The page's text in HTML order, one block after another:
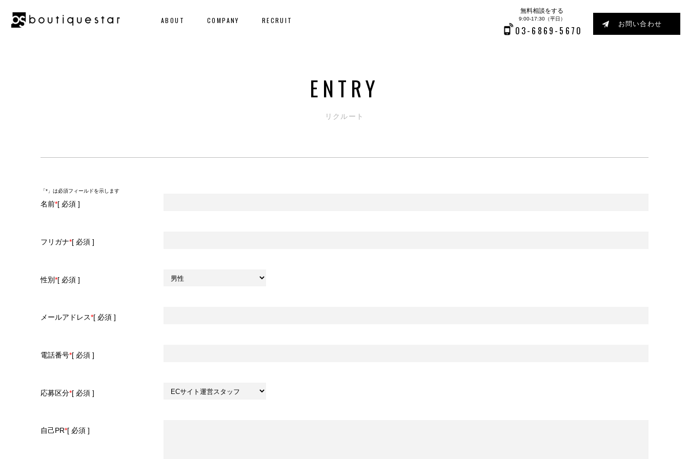
無料相談をする
9:00-17:30（平日）
03-6869-5670
お問い合わせ
ABOUT COMPANY RECRUIT
E NT RY
リクルート
「* 」は必須フィールドを示します
名前*
フリガナ*
性別*
メールアドレス*
電話番号*
応募区分*
自己PR*